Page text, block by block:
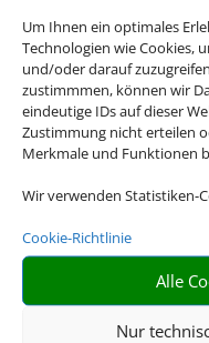
Um Ihnen ein optimales
Technologien wie Cookies,
und/oder darauf
zustimmmen, können wir
eindeutige IDs auf dieser
Zustimmung nicht erteilen
Merkmale und Funktionen
Wir verwenden Statistiken-
Cookie-Richtlinie
Alle
Nur
Wählen Sie aus